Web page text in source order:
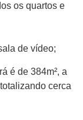
os quartos e
de vídeo;
é de 384m², a
cerca